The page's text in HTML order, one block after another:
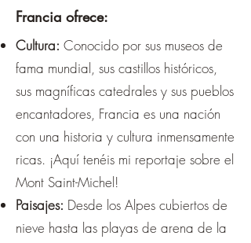
Francia ofrece:
Cultura: Conocido por sus museos de
fama mundial, sus castillos históricos,
sus magníficas catedrales y sus pueblos
encantadores, Francia es una nación
con una historia y cultura inmensamente
ricas. ¡Aquí tenéis mi reportaje sobre el
Mont Saint-Michel!
Paisajes: Desde los Alpes cubiertos de
nieve hasta las playas de arena de la